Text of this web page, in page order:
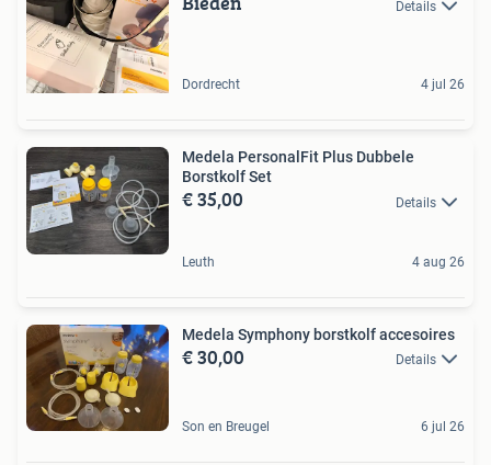
Details
Dordrecht 4 jul 26
Medela PersonalFit Plus Dubbele
Borstkolf Set
€ 35,00 Details
Leuth 4 aug 26
Medela Symphony borstkolf accesoires
€ 30,00 Details
Son en Breugel 6 jul 26